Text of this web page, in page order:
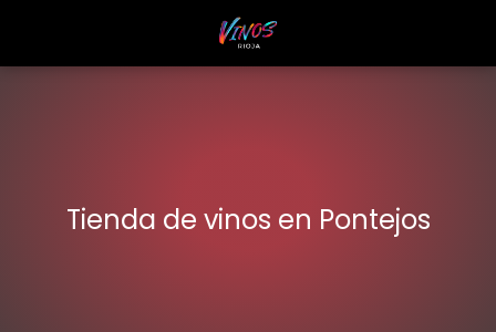
Tienda de vinos en Pontejos